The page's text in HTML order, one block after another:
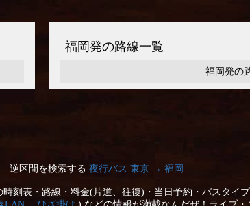
福岡発の路線一覧
福岡発の
逆区間を検索する 夜行バス 東京 → 福岡
刻表・路線・料金(片道、往復)・当日予約・バスタイ